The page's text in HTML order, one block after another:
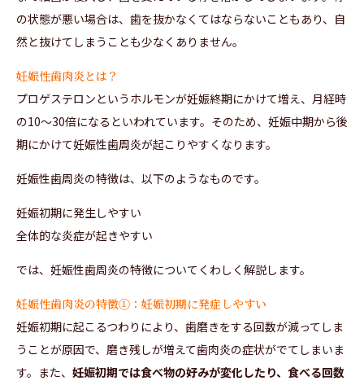
の状態が悪い場合は、歯を抜かなくてはならないこともあり、自
然と抜けてしまうことも少なくありません。
妊娠性歯肉炎とは？
プロゲステロンというホルモンが妊娠終期にかけて増え、月経時
の10～30倍になるといわれています。そのため、妊娠中期から後
期にかけて妊娠性歯周炎が起こりやすくなります。
妊娠性歯周炎の特徴は、以下のようなものです。
妊娠初期に発生しやすい
全体的な炎症が起きやすい
では、妊娠性歯周炎の特徴についてくわしく解説します。
妊娠性歯肉炎の特徴①：妊娠初期に発症しやすい
妊娠初期に起こるつわりにより、歯磨きをする回数が減ってしま
うことが原因で、磨き残しが増えて歯肉炎の症状がでてしまいま
す。また、 妊娠初期では食べ物の好みが変化したり、食べる回数